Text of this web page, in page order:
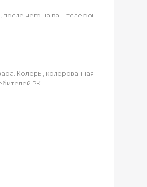
после чего на ваш телефон
Колеры, колерованная
РК.